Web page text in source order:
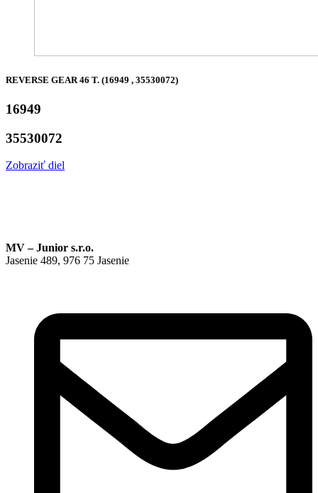
REVERSE GEAR 46 T. (16949 , 35530072)
16949
35530072
Zobraziť diel
MV – Junior s.r.o.
Jasenie 489, 976 75 Jasenie